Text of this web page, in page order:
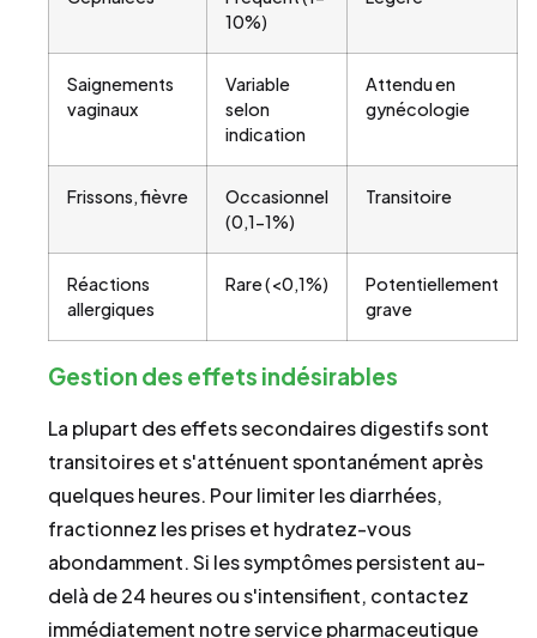
10%)
Saignements
vaginaux
Variable
selon
indication
Attendu en
gynécologie
Frissons, fièvre
Occasionnel
(0,1-1%)
Transitoire
Réactions
allergiques
Rare (<0,1%)
Potentiellement
grave
Gestion des effets indésirables
La plupart des effets secondaires digestifs sont
transitoires et s'atténuent spontanément après
quelques heures. Pour limiter les diarrhées,
fractionnez les prises et hydratez-vous
abondamment. Si les symptômes persistent au-
delà de 24 heures ou s'intensifient, contactez
immédiatement notre service pharmaceutique